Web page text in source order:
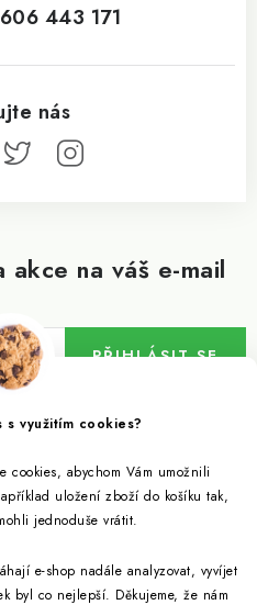
s využitím cookies?
cookies, abychom Vám umožnili
uložení zboží do košíku tak,
jednoduše vrátit.
e-shop nadále analyzovat, vyvíjet
byl co nejlepší. Děkujeme, že nám
na váš e-mail
ochrany osobních údajů
PŘIHLÁSIT SE
443 171